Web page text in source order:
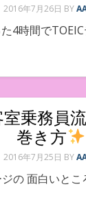
2016年7月26日 BY
た4時間で
室乗務員
巻き方
2016年7月25日 BY
の 面白いとこ